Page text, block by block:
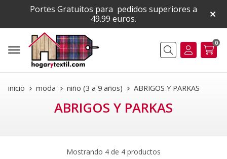
Portes Gratuitos para pedidos superiores a
49.99 euros.
Buscar
0
inicio moda niño (3 a 9 años) ABRIGOS Y PARKAS
ABRIGOS Y PARKAS
Mostrando 4 de 4 productos